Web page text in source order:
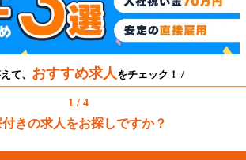
て、 おすすめ求人 をチェック！ /
1 / 4
きの求人をお探しですか？